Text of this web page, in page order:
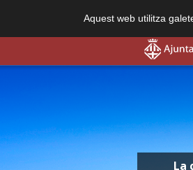
Aquest web utilitza
La